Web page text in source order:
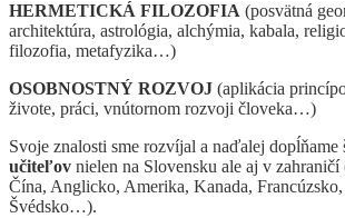
HERMETICKÁ FILOZOFIA (posvätná
architektúra, astrológia, alchýmia, kabala,
filozofia, metafyzika…)
OSOBNOSTNÝ ROZVOJ (aplikácia
živote, práci, vnútornom rozvoji človeka…)
Svoje znalosti sme rozvíjal a naďalej dopĺňame
učiteľov nielen na Slovensku ale aj v
Čína, Anglicko, Amerika, Kanada,
Švédsko…).